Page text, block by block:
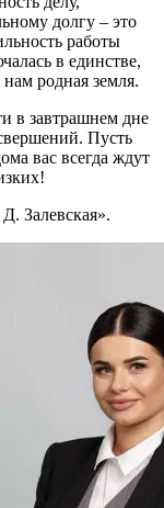
долгу – это
работы
в единстве,
родная земля.
в завтрашнем дне
Пусть
вас всегда ждут
Залевская».